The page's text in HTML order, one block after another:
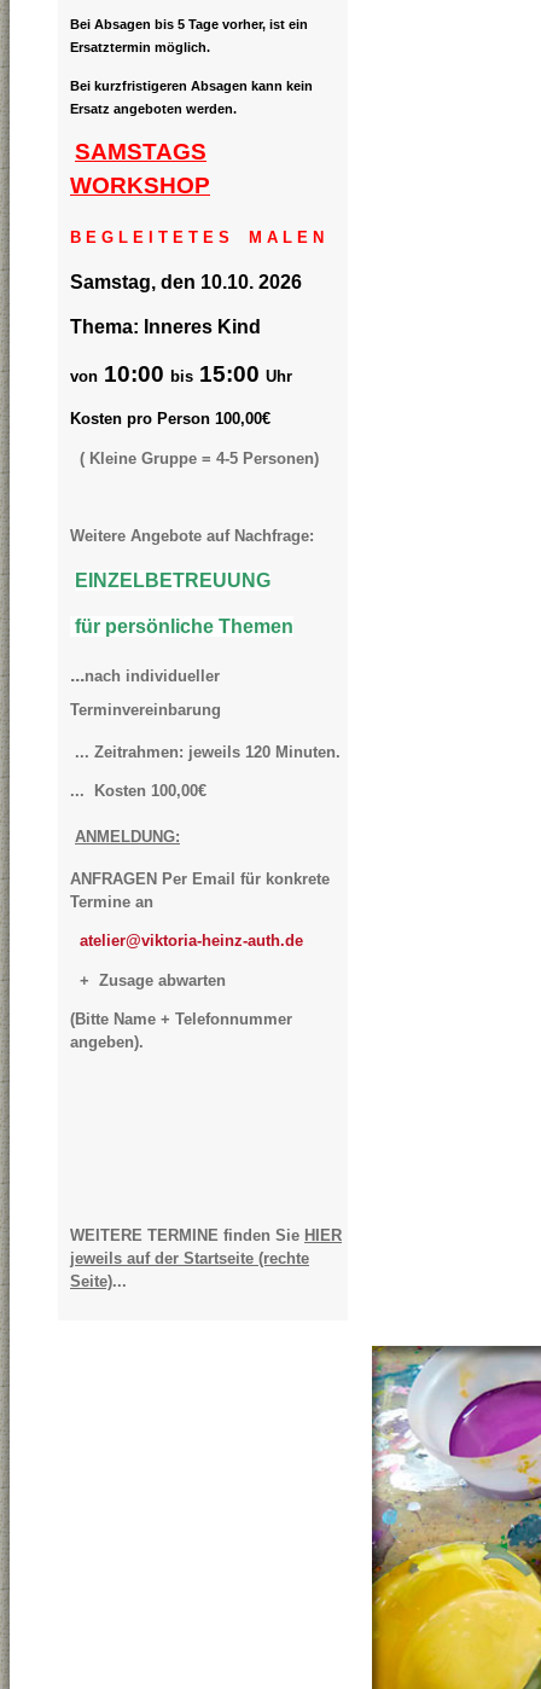
Bei Absagen bis 5 Tage vorher, ist ein
Ersatztermin möglich.
Bei kurzfristigeren Absagen kann kein
Ersatz angeboten werden.
SAMSTAGS
WORKSHOP
B E G L E I T E T E S M A L E N
Samstag, den 10.10. 2026
Thema: Inneres Kind
von 10:00 bis 15:00 Uhr
Kosten pro Person 100,00€
( Kleine Gruppe = 4-5 Personen)
Weitere Angebote auf Nachfrage:
EINZELBETREUUNG
für persönliche Themen
...nach individueller
Terminvereinbarung
... Zeitrahmen: jeweils 120 Minuten.
... Kosten 100,00€
ANMELDUNG:
ANFRAGEN Per Email für konkrete
Termine an
atelier@viktoria-heinz-auth.de
+ Zusage abwarten
(Bitte Name + Telefonnummer
angeben).
WEITERE TERMINE finden Sie HIER
jeweils auf der Startseite (rechte
Seite)...